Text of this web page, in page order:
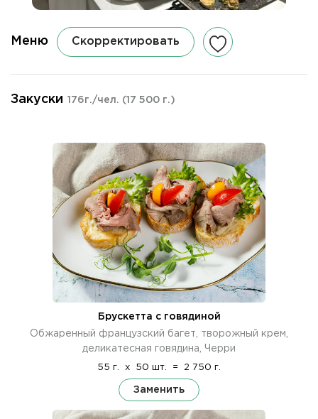
Меню Скорректировать
Закуски 176г./чел. (17 500 г.)
Брускетта с говядиной
Обжаренный французский багет, творожный крем,
деликатесная говядина, Черри
55 г. x 50 шт. = 2 750 г.
Заменить